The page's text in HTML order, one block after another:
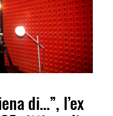
di…”, l’ex